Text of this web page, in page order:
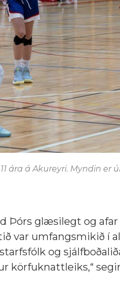
ára á Akureyri. Myndin er
Þórs glæsilegt og
var umfangsmikið í
og
körfuknattleiks,“